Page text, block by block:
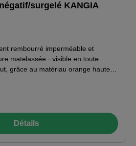
surgelé KANGIA
rembourré imperméable et
matelassée · visible en toute
grâce au matériau orange haute
et réglables · plastron
pour réchauffer la zone des reins ·
en "V" pour un meilleur
dans le dos à hauteur de
Détails